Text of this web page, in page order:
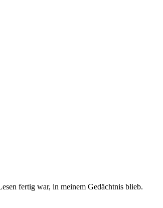
fertig war, in meinem Gedächtnis blieb.